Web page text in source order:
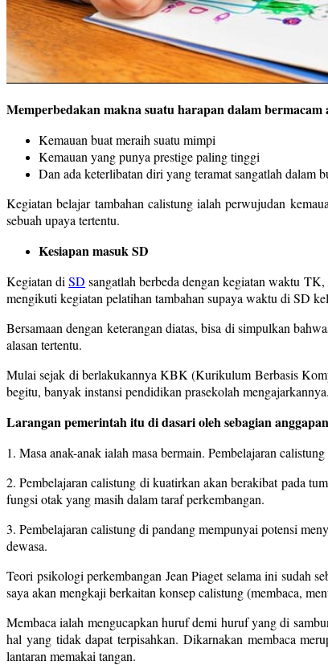
Memperbedakan makna suatu harapan dalam bermacam
Kemauan buat meraih suatu mimpi
Kemauan yang punya prestige paling tinggi
Dan ada keterlibatan diri yang teramat sangatlah dalam
Kegiatan belajar tambahan calistung ialah perwujudan
sebuah upaya tertentu.
Kesiapan masuk SD
Kegiatan diSD sangatlah berbeda dengan kegiatan waktu
mengikuti kegiatan pelatihan tambahan supaya waktu di SD
Bersamaan dengan keterangan diatas, bisa di simpulkan
alasan tertentu.
Mulai sejak di berlakukannya KBK (Kurikulum Berbasis
begitu, banyak instansi pendidikan prasekolah
Larangan pemerintah itu di dasari oleh sebagian
1. Masa anak-anak ialah masa bermain. Pembelajaran
2. Pembelajaran calistung di kuatirkan akan berakibat pada
fungsi otak yang masih dalam taraf perkembangan.
3. Pembelajaran calistung di pandang mempunyai potensi
dewasa.
Teori psikologi perkembangan Jean Piaget selama ini
saya akan mengkaji berkaitan konsep calistung (membaca,
Membaca ialah mengucapkan huruf demi huruf yang di
hal yang tidak dapat terpisahkan. Dikarnakan membaca
lantaran memakai tangan.